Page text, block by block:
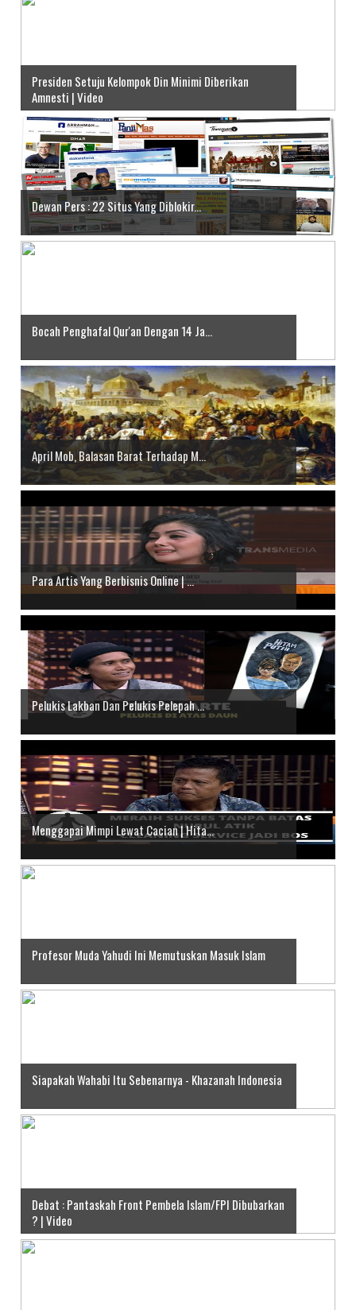
Presiden Setuju Kelompok Din Minimi Diberikan
Amnesti | Video
Dewan Pers : 22 Situs Yang Diblokir...
Bocah Penghafal Qur'an Dengan 14 Ja...
April Mob, Balasan Barat Terhadap M...
Para Artis Yang Berbisnis Online | ...
Pelukis Lakban Dan Pelukis Pelepah ...
Menggapai Mimpi Lewat Cacian | Hita...
Profesor Muda Yahudi Ini Memutuskan Masuk Islam
Siapakah Wahabi Itu Sebenarnya - Khazanah Indonesia
Debat : Pantaskah Front Pembela Islam/FPI Dibubarkan
? | Video